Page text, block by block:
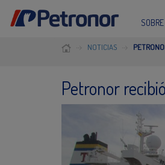
NOTICIAS
Petronor